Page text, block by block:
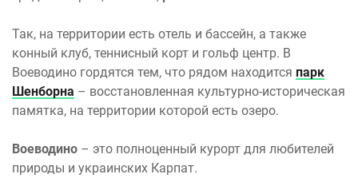
Так, на территории есть отель и бассейн, а также
конный клуб, теннисный корт и гольф центр. В
Воеводино гордятся тем, что рядом находится парк
Шенборна – восстановленная культурно-историческая
памятка, на территории которой есть озеро.
Воеводино – это полноценный курорт для любителей
природы и украинских Карпат.